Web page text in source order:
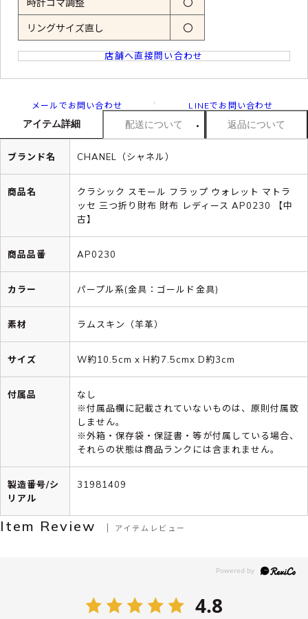
リングサイズ直し 〇
店舗へ直接問い合わせ
メールでお問い合わせ LINEでお問い合わせ
アイテム詳細 配送について 返品について
ブランド名 CHANEL（シャネル）
商品名
クラシック スモール フラップ ウォレット マトラ
ッセ 三つ折り財布 財布 レディース AP0230 【中
古】
商品品番 AP0230
カラー パープル系(金具：ゴールド金具)
素材 ラムスキン（羊革）
サイズ W約10.5cm x H約7.5cmx D約3cm
付属品
なし
※付属品欄に記載されていないものは、原則付属致
しません。
※外箱・保存袋・保証書・等が付属している場合、
それらの状態は商品ランクには含まれません。
製造番号/シ
リアル
31981409
Item Review アイテムレビュー
4.8